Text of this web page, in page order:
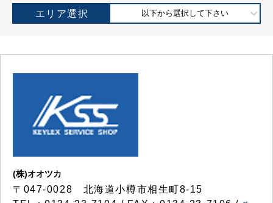
エリア選択 以下から選択して下さい
(株)オオツカ
〒047-0028 北海道小樽市相生町8-15